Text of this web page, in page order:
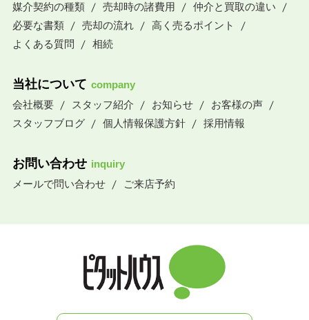
媒介契約の種類
売却時の諸費用
仲介と買取の違い
必要な書類
売却の流れ
高く売るポイント
よくある質問
相続
当社について company
会社概要
スタッフ紹介 お知らせ
お客様の声
スタッフブログ
個人情報保護方針 採用情報
お問い合わせ inquiry
メールで問い合わせ
ご来店予約